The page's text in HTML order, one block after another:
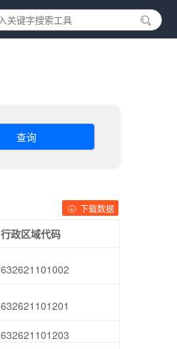
查询
下载数据
行政区域代码
632621101002
632621101201
632621101203